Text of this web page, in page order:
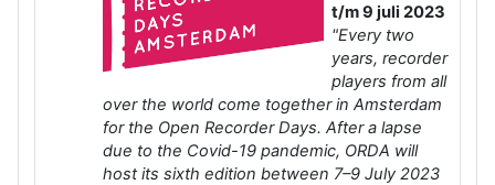
t/m 9 juli 2023
"Every two
years, recorder
players from all
over the world come together in Amsterdam
for the Open Recorder Days. After a lapse
due to the Covid-19 pandemic, ORDA will
host its sixth edition between 7–9 July 2023